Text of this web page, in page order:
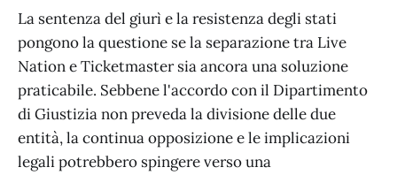
La sentenza del giurì e la resistenza degli stati
pongono la questione se la separazione tra Live
Nation e Ticketmaster sia ancora una soluzione
praticabile. Sebbene l'accordo con il Dipartimento
di Giustizia non preveda la divisione delle due
entità, la continua opposizione e le implicazioni
legali potrebbero spingere verso una